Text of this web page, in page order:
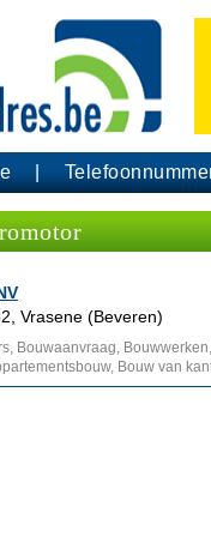
Vrasene (Beveren)
Bouwaanvraag,
Bouw van